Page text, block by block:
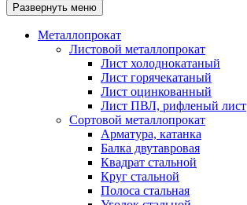
Развернуть меню
Металлопрокат
Листовой металлопрокат
Лист холоднокатаный
Лист горячекатаный
Лист оцинкованный
Лист ПВЛ, рифленый лист
Сортовой металлопрокат
Арматура, катанка
Балка двутавровая
Квадрат стальной
Круг стальной
Полоса стальная